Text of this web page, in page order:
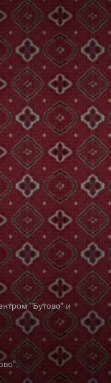
"Бутово" и